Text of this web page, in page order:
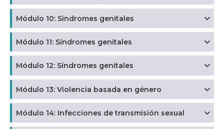
Módulo 10: Síndromes genitales
Módulo 11: Síndromes genitales
Módulo 12: Síndromes genitales
Módulo 13: Violencia basada en género
Módulo 14: Infecciones de transmisión sexual